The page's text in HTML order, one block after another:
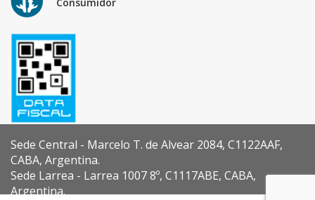
Consumidor
Sede Central - Marcelo T. de Alvear 2084, C1122AAF,
CABA, Argentina.
Sede Larrea - Larrea 1007 8º, C1117ABE, CABA,
Argentina.